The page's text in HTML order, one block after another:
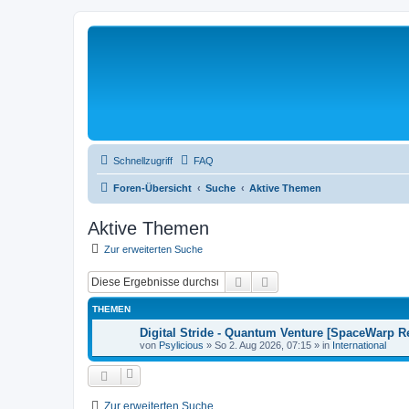
Schnellzugriff FAQ
Foren-Übersicht Suche Aktive Themen
Aktive Themen
Zur erweiterten Suche
Suche
THEMEN
Digital Stride - Quantum Venture [SpaceWarp
von Psylicious » So 2. Aug 2026, 07:15 » in International
Zur erweiterten Suche